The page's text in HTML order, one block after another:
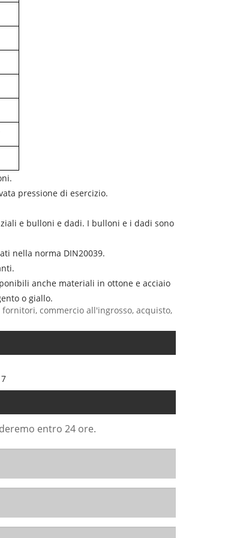
pressione di esercizio.
e bulloni e dadi. I bulloni e i dadi sono
nella norma DIN20039.
anche materiali in ottone e acciaio
o giallo.
commercio all'ingrosso, acquisto,
entro 24 ore.